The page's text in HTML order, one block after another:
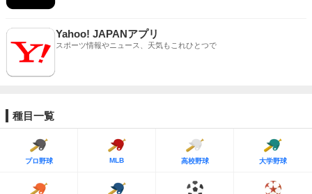
Yahoo! JAPANアプリ
スポーツ情報やニュース、天気もこれひとつで
種目一覧
プロ野球 MLB 高校野球 大学野球